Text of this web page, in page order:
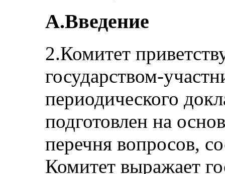
A.Введение
2.Комитет
государством-
периодического
подготовлен на
перечня вопросов,
Комитет выражает